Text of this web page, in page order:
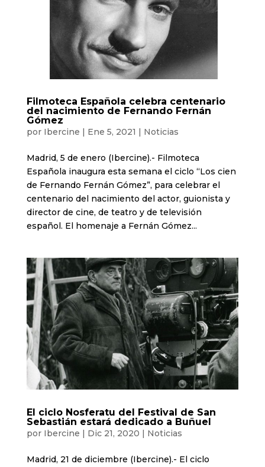
Filmoteca Española celebra centenario
del nacimiento de Fernando Fernán
Gómez
por Ibercine | Ene 5, 2021 | Noticias
Madrid, 5 de enero (Ibercine).- Filmoteca
Española inaugura esta semana el ciclo “Los cien
de Fernando Fernán Gómez”, para celebrar el
centenario del nacimiento del actor, guionista y
director de cine, de teatro y de televisión
español. El homenaje a Fernán Gómez...
El ciclo Nosferatu del Festival de San
Sebastián estará dedicado a Buñuel
por Ibercine | Dic 21, 2020 | Noticias
Madrid, 21 de diciembre (Ibercine).- El ciclo